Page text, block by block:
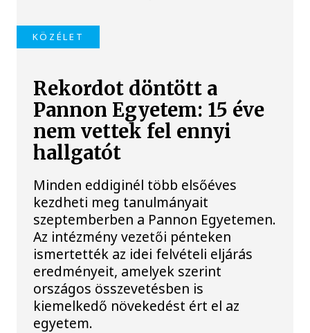
KÖZÉLET
Rekordot döntött a
Pannon Egyetem: 15 éve
nem vettek fel ennyi
hallgatót
Minden eddiginél több elsőéves
kezdheti meg tanulmányait
szeptemberben a Pannon Egyetemen.
Az intézmény vezetői pénteken
ismertették az idei felvételi eljárás
eredményeit, amelyek szerint
országos összevetésben is
kiemelkedő növekedést ért el az
egyetem.